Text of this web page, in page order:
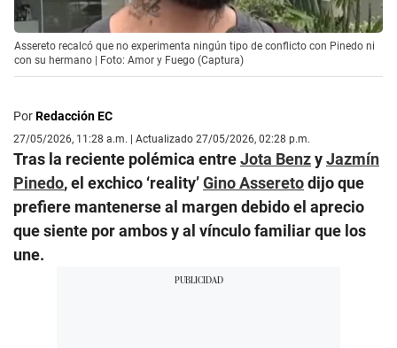
Assereto recalcó que no experimenta ningún tipo de conflicto con Pinedo ni
con su hermano | Foto: Amor y Fuego (Captura)
PorRedacción EC
27/05/2026, 11:28 a.m. | Actualizado 27/05/2026, 02:28 p.m.
Tras la reciente polémica entreJota BenzyJazmín
Pinedo, el exchico ‘reality’Gino Asseretodijo que
prefiere mantenerse al margen debido el aprecio
que siente por ambos y al vínculo familiar que los
une.